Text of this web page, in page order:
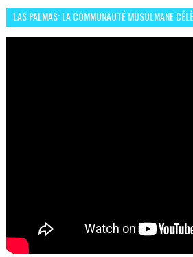
LAS PALMAS: LA COMMUNAUTÉ MUSULMANE